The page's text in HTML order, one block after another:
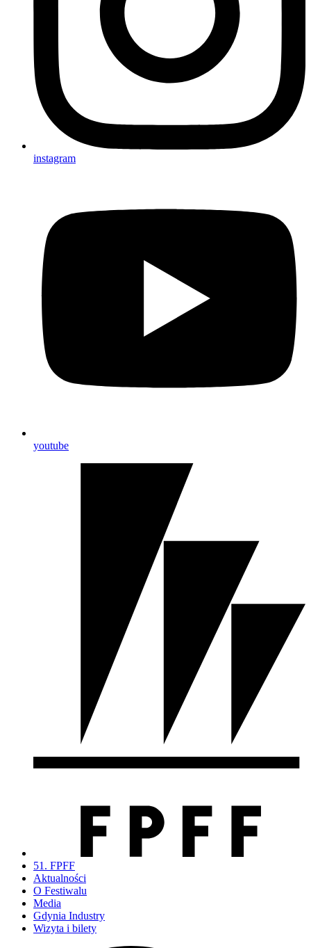
instagram
youtube
51. FPFF
Aktualności
O Festiwalu
Media
Gdynia Industry
Wizyta i bilety